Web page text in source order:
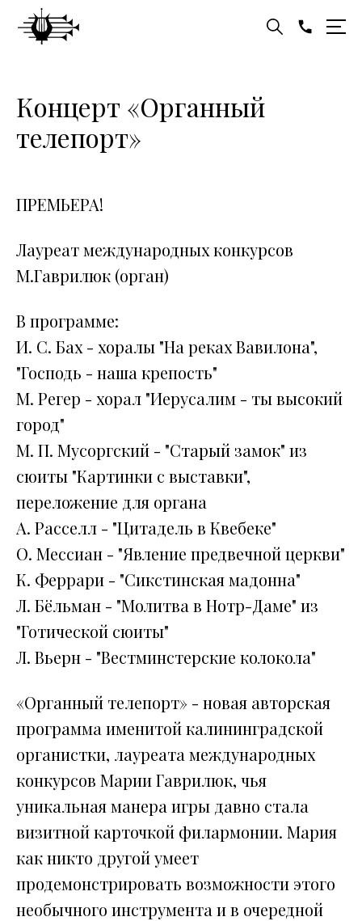
Концерт «Органный
телепорт»
ПРЕМЬЕРА!
Лауреат международных конкурсов
М.Гаврилюк (орган)
В программе:
И. С. Бах - хоралы "На реках Вавилона",
"Господь - наша крепость"
М. Регер - хорал "Иерусалим - ты высокий
город"
М. П. Мусоргский - "Старый замок" из
сюиты "Картинки с выставки",
переложение для органа
А. Расселл - "Цитадель в Квебеке"
О. Мессиан - "Явление предвечной церкви"
К. Феррари - "Сикстинская мадонна"
Л. Бёльман - "Молитва в Нотр-Даме" из
"Готической сюиты"
Л. Вьерн - "Вестминстерские колокола"
«Органный телепорт» - новая авторская
программа именитой калининградской
органистки, лауреата международных
конкурсов Марии Гаврилюк, чья
уникальная манера игры давно стала
визитной карточкой филармонии. Мария
как никто другой умеет
продемонстрировать возможности этого
необычного инструмента и в очередной